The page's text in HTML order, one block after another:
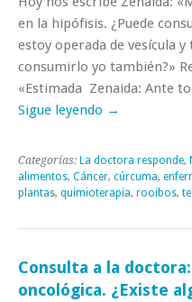
en la hipófisis. ¿Puede
estoy operada de vesícula
consumirlo yo también?»
«Estimada Zenaida: Ante
Sigue leyendo →
Categorías: La doctora responde,
alimentos, Cáncer, cúrcuma,
plantas, quimioterapia, rooibos,
Consulta a la
oncológica. ¿Existe